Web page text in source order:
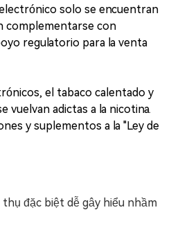
solo se encuentran
complementarse con
regulatorio para la venta
el tabaco calentado y
adictas a la nicotina.
y suplementos a la "Ley de
đặc biệt dễ gây hiểu nhầm